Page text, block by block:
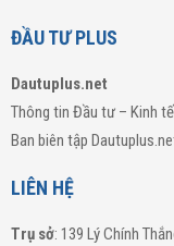
ĐẦU TƯ PLUS
Dautuplus.net
Thông tin Đầu tư – Kinh
Ban biên tập
LIÊN HỆ
Trụ sở: 139 Lý Chính